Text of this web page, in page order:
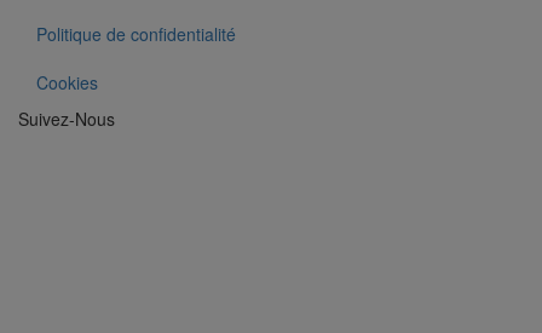
Politique de confidentialité
Cookies
Suivez-Nous